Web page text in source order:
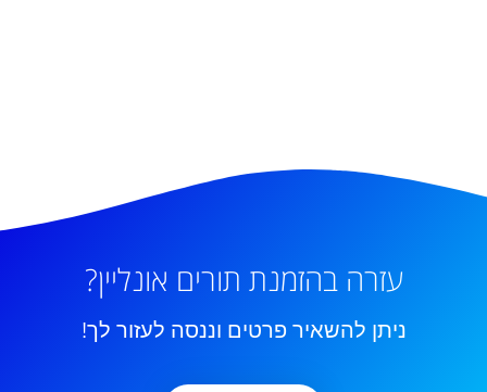
עזרה בהזמנת תורים אונליין?
ניתן להשאיר פרטים וננסה לעזור לך!